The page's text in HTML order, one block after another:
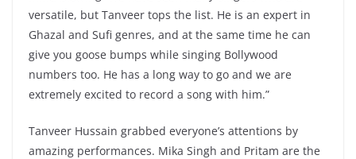
versatile, but Tanveer tops the list. He is an expert in
Ghazal and Sufi genres, and at the same time he can
give you goose bumps while singing Bollywood
numbers too. He has a long way to go and we are
extremely excited to record a song with him.”
Tanveer Hussain grabbed everyone’s attentions by
amazing performances. Mika Singh and Pritam are the